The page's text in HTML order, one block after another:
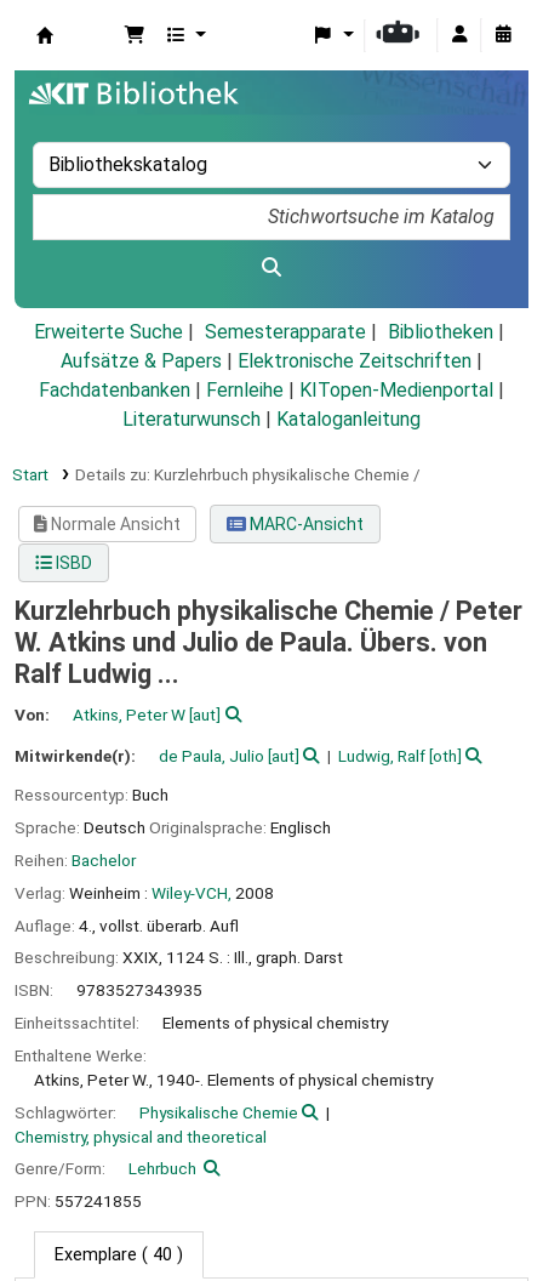
Erweiterte Suche Semesterapparate
Bibliotheken
Aufsätze & Papers
Elektronische Zeitschriften
Fachdatenbanken
Fernleihe KITopen-Medienportal
Literaturwunsch
Kataloganleitung
Start Details zu: Kurzlehrbuch physikalische Chemie /
Normale Ansicht
MARC-Ansicht
ISBD
Kurzlehrbuch physikalische Chemie / Peter
W. Atkins und Julio de Paula. Übers. von
Ralf Ludwig ...
Von: Atkins, Peter W[aut]
Mitwirkende(r): de Paula, Julio [aut] Ludwig, Ralf[oth]
Ressourcentyp: Buch
Sprache: Deutsch Originalsprache: Englisch
Reihen: Bachelor
Verlag: Weinheim : Wiley-VCH, 2008
Auflage: 4., vollst. überarb. Aufl
Beschreibung: XXIX, 1124 S. : Ill., graph. Darst
ISBN:
9783527343935
Einheitssachtitel:
Elements of physical chemistry
Enthaltene Werke:
Atkins, Peter W., 1940-. Elements of physical chemistry
Schlagwörter:
Physikalische Chemie
Chemistry, physical and theoretical
Genre/Form:
Lehrbuch
PPN: 557241855
Exemplare ( 40 )